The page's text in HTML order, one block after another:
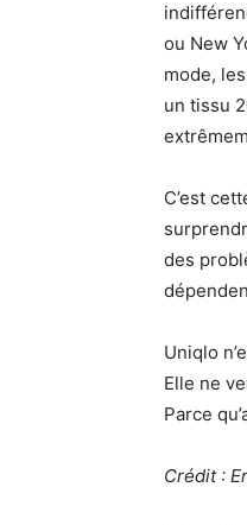
ou New
mode,
un tissu
C’est
des
Uniqlo
Elle ne
Parce
Crédit :